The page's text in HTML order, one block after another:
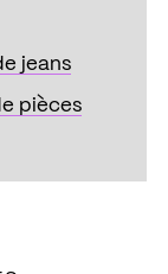
jeans
pièces